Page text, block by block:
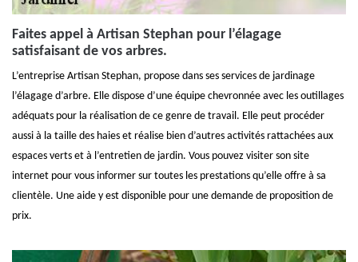
Faites appel à Artisan Stephan pour l’élagage
satisfaisant de vos arbres.
L’entreprise Artisan Stephan, propose dans ses services de jardinage
l’élagage d’arbre. Elle dispose d’une équipe chevronnée avec les outillages
adéquats pour la réalisation de ce genre de travail. Elle peut procéder
aussi à la taille des haies et réalise bien d’autres activités rattachées aux
espaces verts et à l’entretien de jardin. Vous pouvez visiter son site
internet pour vous informer sur toutes les prestations qu’elle offre à sa
clientèle. Une aide y est disponible pour une demande de proposition de
prix.